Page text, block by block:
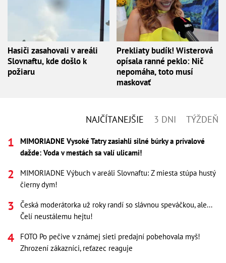
Hasiči zasahovali v areáli
Slovnaftu, kde došlo k
požiaru
Prekliaty budík! Wisterová
opísala ranné peklo: Nič
nepomáha, toto musí
maskovať
NAJČÍTANEJŠIE 3 DNI TÝŽDEŇ
MIMORIADNE Vysoké Tatry zasiahli silné búrky a prívalové
dažde: Voda v mestách sa valí ulicami!
MIMORIADNE Výbuch v areáli Slovnaftu: Z miesta stúpa hustý
čierny dym!
Česká moderátorka už roky randí so slávnou speváčkou, ale...
Čelí neustálemu hejtu!
FOTO Po pečive v známej sieti predajní pobehovala myš!
Zhrození zákazníci, reťazec reaguje